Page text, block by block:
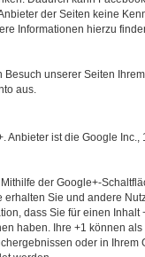
der Seiten keine
Informationen hierzu
unserer Seiten
aus.
ist die Google
der Google+-
Sie und andere
dass Sie für einen
haben. Ihre +1 können
oder in